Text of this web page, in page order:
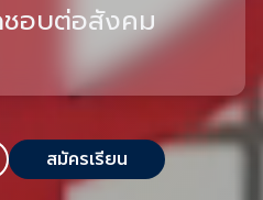
อบต่อสังคม
สมัครเรียน